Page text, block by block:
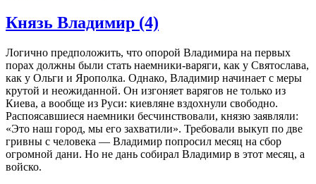
Князь Владимир (4)
Логично предположить, что опорой Владимира на первых
порах должны были стать наемники-варяги, как у Святослава,
как у Ольги и Ярополка. Однако, Владимир начинает с меры
крутой и неожиданной. Он изгоняет варягов не только из
Киева, а вообще из Руси: киевляне вздохнули свободно.
Распоясавшиеся наемники бесчинствовали, князю заявляли:
«Это наш город, мы его захватили». Требовали выкуп по две
гривны с человека — Владимир попросил месяц на сбор
огромной дани. Но не дань собирал Владимир в этот месяц, а
войско.